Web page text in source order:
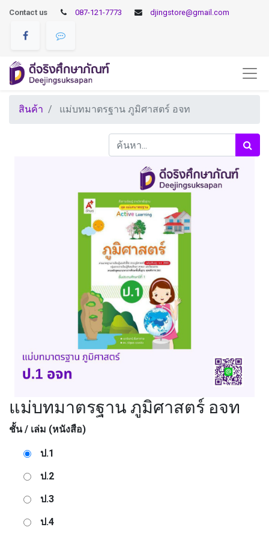
Contact us 087-121-7773 djingstore@gmail.com
สินค้า แม่บทมาตรฐาน ภูมิศาสตร์ อจท
แม่บทมาตรฐาน ภูมิศาสตร์ อจท
ชั้น / เล่ม (หนังสือ)
ป.1
ป.2
ป.3
ป.4